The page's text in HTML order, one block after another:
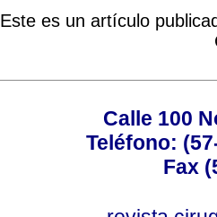
Este es un artículo
Calle 100
Teléfono:
Fax